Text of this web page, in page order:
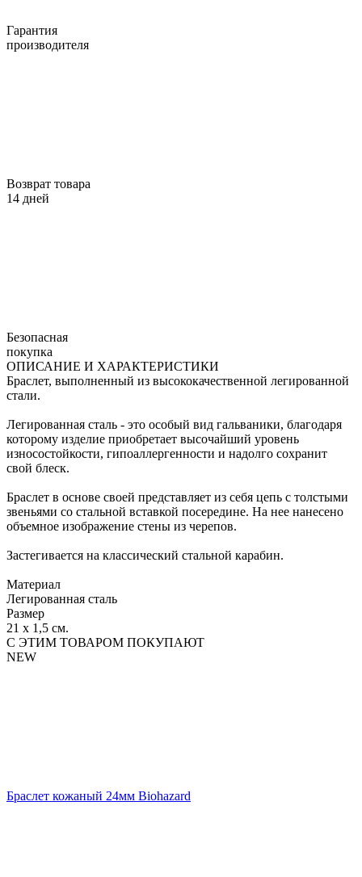
Гарантия
производителя
Возврат товара
14 дней
Безопасная
покупка
ОПИСАНИЕ И ХАРАКТЕРИСТИКИ
Браслет, выполненный из высококачественной легированной
стали.
Легированная сталь - это особый вид гальваники, благодаря
которому изделие приобретает высочайший уровень
износостойкости, гипоаллергенности и надолго сохранит
свой блеск.
Браслет в основе своей представляет из себя цепь с толстыми
звеньями со стальной вставкой посередине. На нее нанесено
объемное изображение стены из черепов.
Застегивается на классический стальной карабин.
Материал
Легированная сталь
Размер
21 х 1,5 см.
С ЭТИМ ТОВАРОМ ПОКУПАЮТ
NEW
Браслет кожаный 24мм Biohazard